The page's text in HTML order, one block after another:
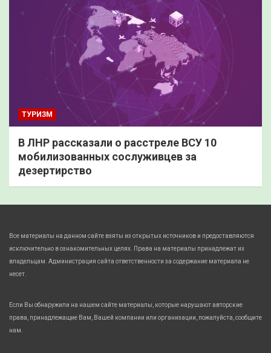
ТУРИЗМ
В ЛНР рассказали о расстреле ВСУ 10
мобилизованных сослуживцев за
дезертирство
Все материалы на данном сайте взяты из открытых источников и предоставляются
исключительно в ознакомительных целях. Права на материалы принадлежат их
владельцам. Администрация сайта ответственности за содержание материала не
несет.
Если Вы обнаружили на нашем сайте материалы, которые нарушают авторские
права, принадлежащие Вам, Вашей компании или организации, пожалуйста, сообщите
нам.